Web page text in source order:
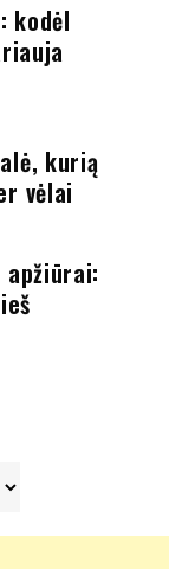
kodėl
kurią
vėlai